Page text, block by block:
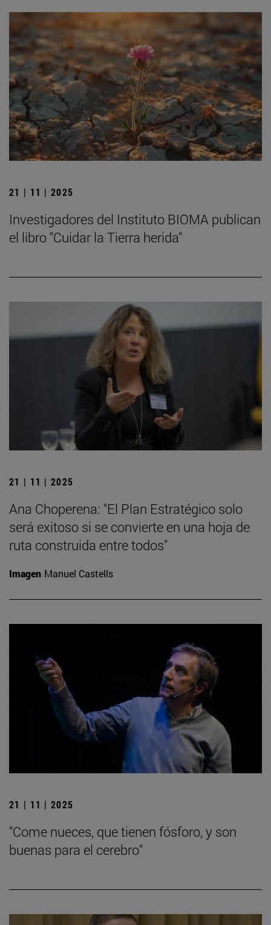
21 | 11 | 2025
Investigadores del Instituto BIOMA publican
el libro "Cuidar la Tierra herida"
21 | 11 | 2025
Ana Choperena: "El Plan Estratégico solo
será exitoso si se convierte en una hoja de
ruta construida entre todos"
Imagen Manuel Castells
21 | 11 | 2025
"Come nueces, que tienen fósforo, y son
buenas para el cerebro"